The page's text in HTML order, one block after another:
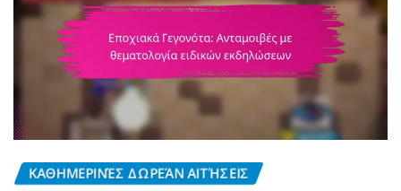
ΚΑΘΗΜΕΡΙΝΈΣ ΔΩΡΕΆΝ ΑΙΤΉΣΕΙΣ